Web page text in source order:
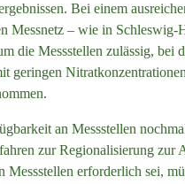
Bei einem
Messnetz – wie in Schleswig-
die Messstellen zulässig, bei
geringen
an Messstellen
zur Regionalisierung zur
erforderlich sei,